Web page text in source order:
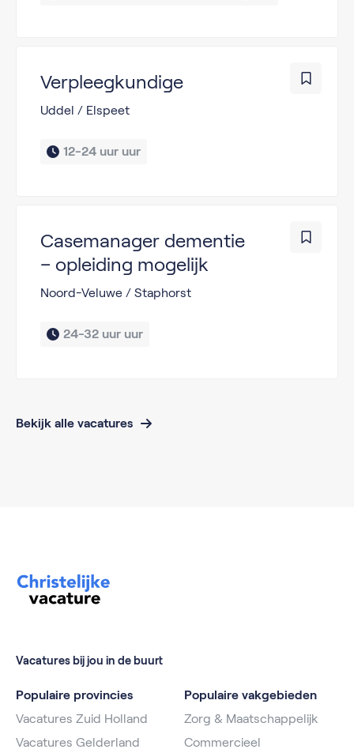
Verpleegkundige
Uddel / Elspeet
12-24 uur uur
Casemanager dementie
– opleiding mogelijk
Noord-Veluwe / Staphorst
24-32 uur uur
Bekijk alle vacatures
Vacatures bij jou in de buurt
Populaire provincies
Vacatures Zuid Holland
Vacatures Gelderland
Populaire vakgebieden
Zorg & Maatschappelijk
Commercieel